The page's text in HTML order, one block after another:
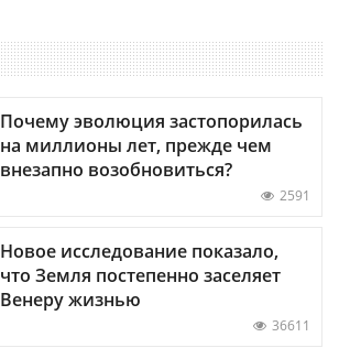
Почему эволюция застопорилась
на миллионы лет, прежде чем
внезапно возобновиться?
2591
Новое исследование показало,
что Земля постепенно заселяет
Венеру жизнью
36611